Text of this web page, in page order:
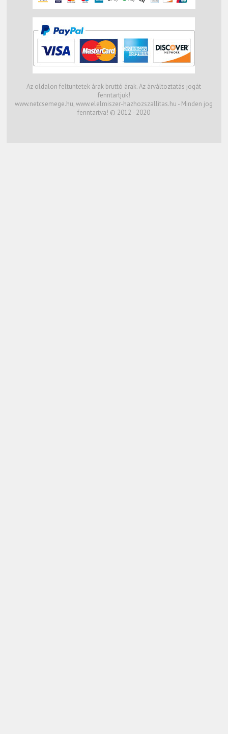
Az oldalon feltüntetek árak bruttó árak. Az árváltoztatás jogát
fenntartjuk!
www.netcsemege.hu, www.elelmiszer-hazhozszallitas.hu - Minden jog
fenntartva! © 2012 - 2020